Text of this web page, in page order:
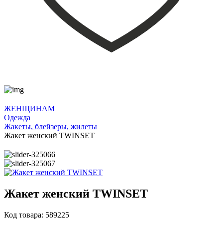
ЖЕНЩИНАМ
Одежда
Жакеты, блейзеры, жилеты
Жакет женский TWINSET
Жакет женский TWINSET
Код товара: 589225